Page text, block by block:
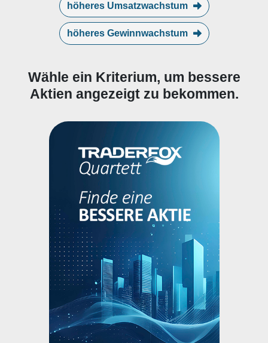
höheres Umsatzwachstum
höheres Gewinnwachstum
Wähle ein Kriterium, um bessere
Aktien angezeigt zu bekommen.